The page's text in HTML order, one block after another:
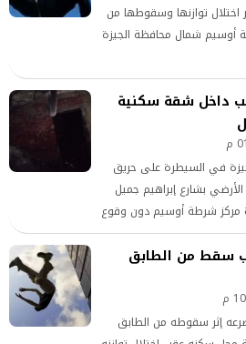
إثر اختلال توازنها وسقوطها من
أوسيم شمال محافظة الجيزة
داخل شقة سكنية
في السيطرة على حريق
بشارع إبراهيم جميل
مركز شرطة أوسيم دون وقوع
سقط من الطابق
إثر سقوطه من الطابق